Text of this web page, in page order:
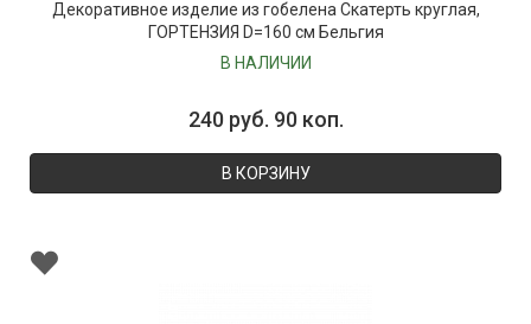
Декоративное изделие из гобелена Скатерть круглая,
ГОРТЕНЗИЯ D=160 см Бельгия
В НАЛИЧИИ
240 руб. 90 коп.
В КОРЗИНУ